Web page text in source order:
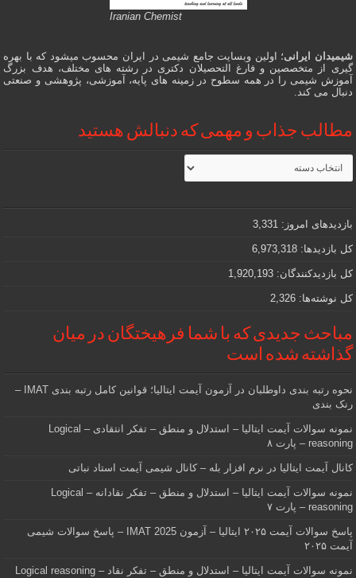
Iranian Chemist
شیمیدان ایرانی؛ اولین وبسایت جامع شیمی در ایران محسوب میشود که با بهره
گیری از متخصصین و فارغ التحصیلان دکتری در رشته های مختلف، هدف بزرگ
آموزش شیمی را در همه سطوح در زمینه های پایه، آموزشی، پژوهشی و صنعتی
دنبال می کند.
مطالب جذاب و مهمی که دنبالش هستید
مطالب
جذاب
و
که
دنبالش
هستید
بازدیدهای امروز: 3,331
کل بازدیدها: 6,973,318
کل بازدیدکنند‌گان: 1,920,193
کل نوشته‌ها: 2,326
مباحث جدیدی که با شما فرهیختگان در میان
گذاشته شده است
نحوه رتبه بندی داوطلبان در آزمون آیمت ایتالیا؛ قوانین کامل رتبه بندی IMAT –
رنک بندی
نمونه سوالات آیمت ایتالیا – استدلال و منطق – تفکر انتقادی – Logical
reasoning – پارت ۸
کانال آیمت ایتالیا در نرم افزار بله – کانال شیمی آیمت استاد نباتی
نمونه سوالات آیمت ایتالیا – استدلال و منطق – تفکر نقادانه – Logical
reasoning – پارت ۷
پاسخ سوالات آیمت ۲۰۲۵ ایتالیا – آزمون IMAT 2025 – پاسخ سوالات شیمی
آیمت ۲۰۲۵
نمونه سوالات آیمت ایتالیا – استدلال و منطق – تفکر نقاد – Logical reasoning